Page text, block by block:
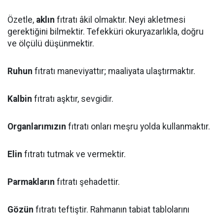
Özetle, aklın fıtratı âkil olmaktır. Neyi akletmesi
gerektiğini bilmektir. Tefekküri okuryazarlıkla, doğru
ve ölçülü düşünmektir.
Ruhun fıtratı maneviyattır; maaliyata ulaştırmaktır.
Kalbin fıtratı aşktır, sevgidir.
Organlarımızın fıtratı onları meşru yolda kullanmaktır.
Elin fıtratı tutmak ve vermektir.
Parmakların fıtratı şehadettir.
Gözün fıtratı teftiştir. Rahmanın tabiat tablolarını